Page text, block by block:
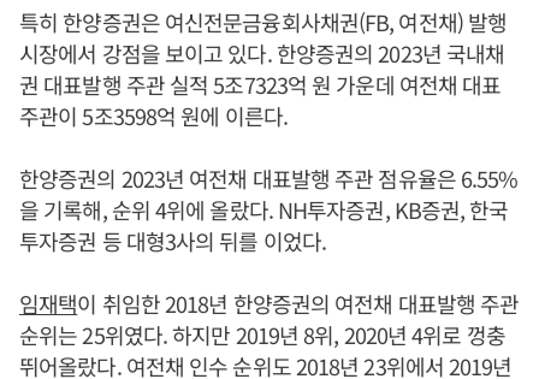
특히 한양증권은 여신전문금융회사채권(FB, 여전채) 발행
시장에서 강점을 보이고 있다. 한양증권의 2023년 국내채
권 대표발행 주관 실적 5조7323억 원 가운데 여전채 대표
주관이 5조3598억 원에 이른다.
한양증권의 2023년 여전채 대표발행 주관 점유율은 6.55%
을 기록해, 순위 4위에 올랐다. NH투자증권, KB증권, 한국
투자증권 등 대형3사의 뒤를 이었다.
임재택이 취임한 2018년 한양증권의 여전채 대표발행 주관
순위는 25위였다. 하지만 2019년 8위, 2020년 4위로 껑충
뛰어올랐다. 여전채 인수 순위도 2018년 23위에서 2019년